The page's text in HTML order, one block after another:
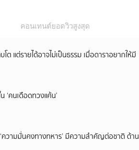
คอนเทนต์ยอดวิวสูงสุด
ต แต่รายได้อาจไม่เป็นธรรม เมื่อดาราอยากให้มี
คนเดือดทวงแค้น’
ความมั่นคงทางทหาร’ มีความสำคัญต่อชาติ ด้าน